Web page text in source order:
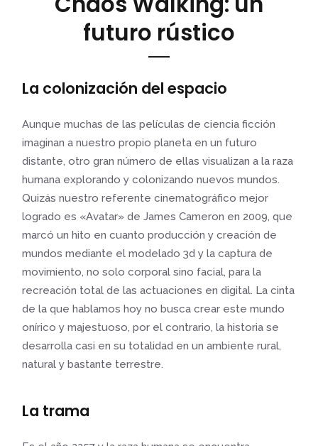
futuro rústico
La colonización del espacio
Aunque muchas de las películas de ciencia ficción
imaginan a nuestro propio planeta en un futuro
distante, otro gran número de ellas visualizan a la raza
humana explorando y colonizando nuevos mundos.
Quizás nuestro referente cinematográfico mejor
logrado es «Avatar» de James Cameron en 2009, que
marcó un hito en cuanto producción y creación de
mundos mediante el modelado 3d y la captura de
movimiento, no solo corporal sino facial, para la
recreación total de las actuaciones en digital. La cinta
de la que hablamos hoy no busca crear este mundo
onírico y majestuoso, por el contrario, la historia se
desarrolla casi en su totalidad en un ambiente rural,
natural y bastante terrestre.
La trama